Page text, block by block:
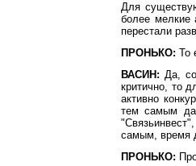
Для
более мелкие
перестали
ПРОНЬКО: То
ВАСИН: Да,
критично, то
активно
тем самым
самым, время
ПРОНЬКО: